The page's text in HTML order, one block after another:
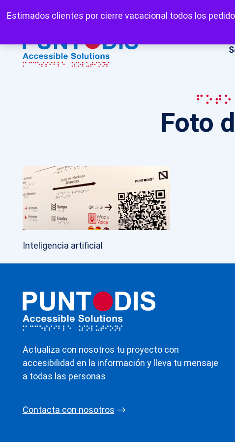
Estimados clientes por cierre vacacional todos los
Mi cuenta Carrito Favoritos
Foto
Inteligencia artificial
Actualiza con nosotros tu proyecto con
accesibilidad en la información y lleva tu mensaje
a todas las personas
Contacta con nosotros